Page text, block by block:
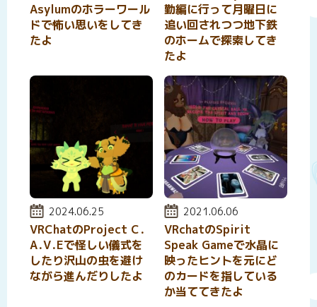
Asylumのホラーワール
ドで怖い思いをしてき
たよ
勤編に行って月曜日に
追い回されつつ地下鉄
のホームで探索してき
たよ
投稿日:
2024.06.25
VRChatのProject C․
A․V․Eで怪しい儀式を
したり沢山の虫を避け
ながら進んだりしたよ
投稿日:
2021.06.06
VRchatのSpirit
Speak Gameで水晶に
映ったヒントを元にど
のカードを指している
か当ててきたよ